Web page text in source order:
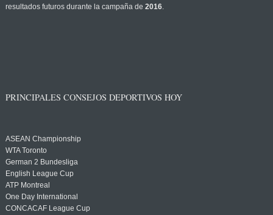
resultados futuros durante la campaña de 2016.
PRINCIPALES CONSEJOS DEPORTIVOS HOY
ASEAN Championship
WTA Toronto
German 2 Bundesliga
English League Cup
ATP Montreal
One Day International
CONCACAF League Cup